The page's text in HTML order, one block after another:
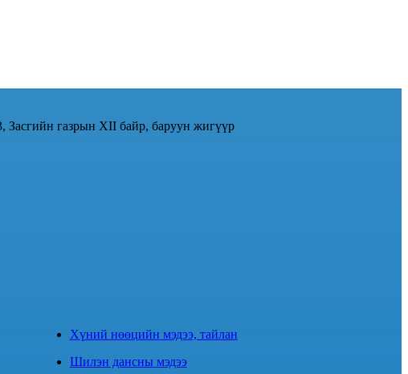
Засгийн газрын XII байр, баруун жигүүр
Хүний нөөцийн мэдээ, тайлан
Шилэн дансны мэдээ